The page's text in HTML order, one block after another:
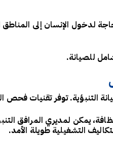
لدخول الإنسان إلى
للصيانة.
التنبؤية. توفر تقنيات
يمكن لمديري
التشغيلية طويلة الأمد.